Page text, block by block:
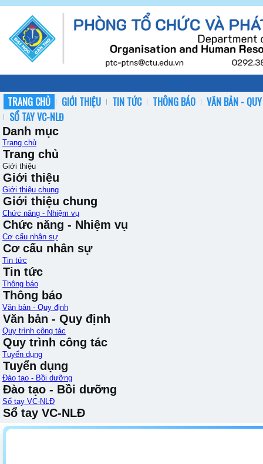
TRANG CHỦ GIỚI THIỆU TIN TỨC THÔNG BÁO
VĂN BẢN -
SỔ TAY VC-NLĐ
Danh mục
Trang chủ
Trang chủ
Giới thiệu
Giới thiệu
Giới thiệu chung
Giới thiệu chung
Chức năng - Nhiệm vụ
Chức năng - Nhiệm vụ
Cơ cấu nhân sự
Cơ cấu nhân sự
Tin tức
Tin tức
Thông báo
Thông báo
Văn bản - Quy định
Văn bản - Quy định
Quy trình công tác
Quy trình công tác
Tuyển dụng
Tuyển dụng
Đào tạo - Bồi dưỡng
Đào tạo - Bồi dưỡng
Sổ tay VC-NLĐ
Sổ tay VC-NLĐ